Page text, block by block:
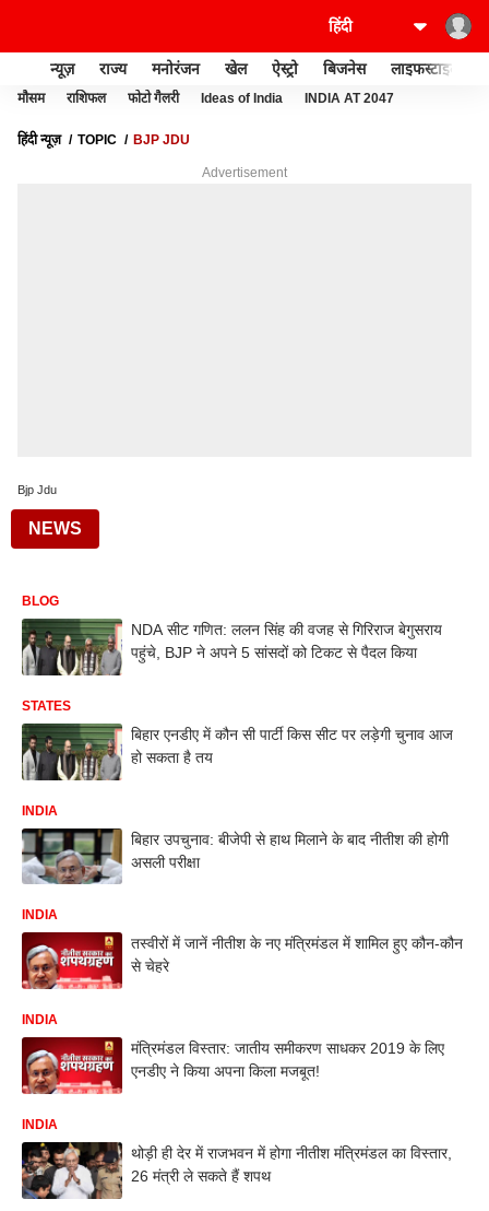
न्यूज़ राज्य मनोरंजन खेल ऐस्ट्रो बिजनेस लाइफस्टाइल
मौसम राशिफल फोटो गैलरी Ideas of India INDIA AT 2047
हिंदी न्यूज़ TOPIC BJP JDU
Advertisement
Bjp Jdu
NEWS
BLOG
NDA सीट गणित: ललन सिंह की वजह से गिरिराज बेगुसराय
पहुंचे, BJP ने अपने 5 सांसदों को टिकट से पैदल किया
STATES
बिहार एनडीए में कौन सी पार्टी किस सीट पर लड़ेगी चुनाव आज
हो सकता है तय
INDIA
बिहार उपचुनाव: बीजेपी से हाथ मिलाने के बाद नीतीश की होगी
असली परीक्षा
INDIA
तस्वीरों में जानें नीतीश के नए मंत्रिमंडल में शामिल हुए कौन-कौन
से चेहरे
INDIA
मंत्रिमंडल विस्तार: जातीय समीकरण साधकर 2019 के लिए
एनडीए ने किया अपना किला मजबूत!
INDIA
थोड़ी ही देर में राजभवन में होगा नीतीश मंत्रिमंडल का विस्तार,
26 मंत्री ले सकते हैं शपथ